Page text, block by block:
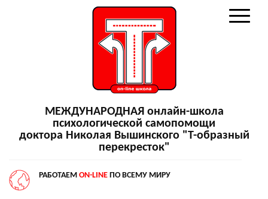
МЕЖДУНАРОДНАЯ онлайн-школа
психологической самопомощи
доктора Николая Вышинского "Т-образный
перекресток"
РАБОТАЕМ ON-LINE ПО ВСЕМУ МИРУ